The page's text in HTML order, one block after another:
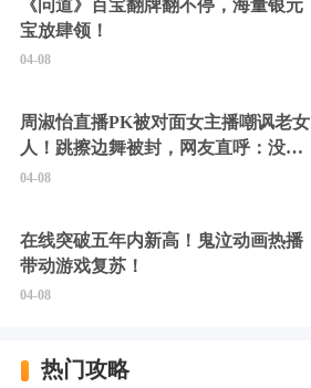
《问道》百宝翻牌翻不停，海量银元
宝放肆领！
04-08
周淑怡直播PK被对面女主播嘲讽老女
人！跳擦边舞被封，网友直呼：没边
硬擦封的好！
04-08
在线突破五年内新高！鬼泣动画热播
带动游戏复苏！
04-08
热门攻略